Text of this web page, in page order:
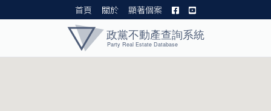
首頁 關於 顯著個案